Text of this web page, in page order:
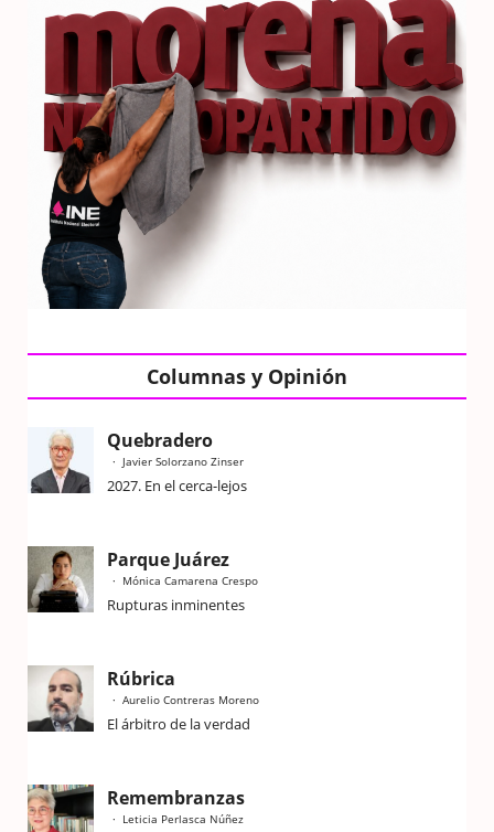
Columnas y Opinión
Quebradero
Javier Solorzano Zinser
2027. En el cerca-lejos
Parque Juárez
Mónica Camarena Crespo
Rupturas inminentes
Rúbrica
Aurelio Contreras Moreno
El árbitro de la verdad
Remembranzas
Leticia Perlasca Núñez